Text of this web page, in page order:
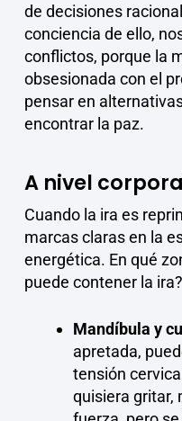
de decisiones
conciencia de ello,
conflictos, porque la
obsesionada con el
pensar en
encontrar la paz.
A nivel
Cuando la ira es
marcas claras en la
energética. En qué
puede contener la
Mandíbula y
apretada,
tensión
quisiera gritar,